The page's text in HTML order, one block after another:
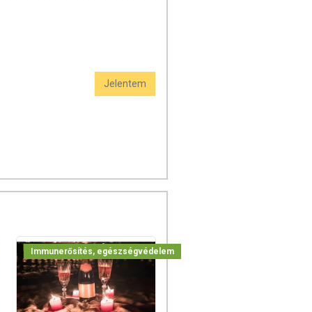
Jelentem
Immunerősítés, egészségvédelem